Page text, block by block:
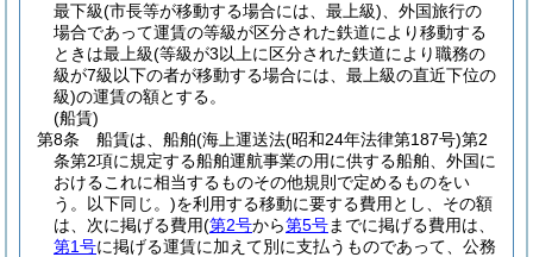
最下級(市長等が移動する場合には、最上級) 、外国旅行の
場合であって運賃の等級が区分された鉄道により移動する
ときは最上級(等級が3以上に区分された鉄道により職務の
級が7級以下の者が移動する場合には、最上級の直近下位の
級)の運賃の額とする。
(船賃)
第8条
船賃は、船舶(海上運送法(昭和24年法律第187号)第2
条第2項に規定する船舶運航事業の用に供する船舶、外国に
おけるこれに相当するものその他規則で定めるものをい
う。以下同じ。)を利用する移動に要する費用とし、その額
は、次に掲げる費用(第2号から第5号までに掲げる費用は、
第1号に掲げる運賃に加えて別に支払うものであって、公務